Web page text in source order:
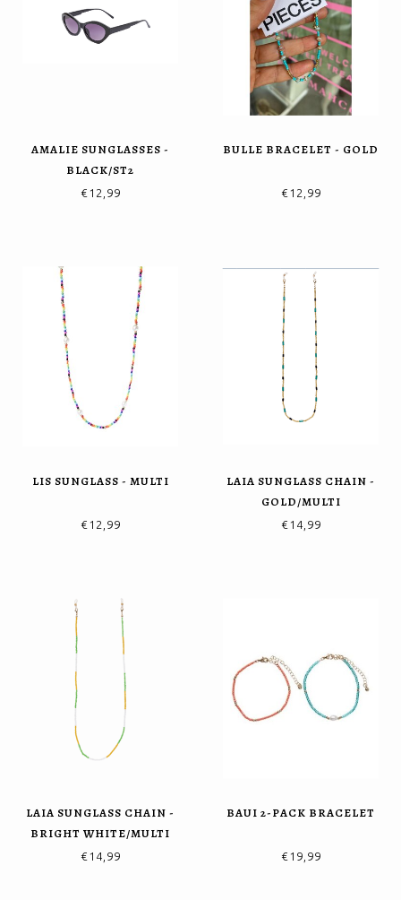
AMALIE SUNGLASSES -
BLACK/ST2
€12,99
BULLE BRACELET - GOLD
€12,99
LIS SUNGLASS - MULTI
€12,99
LAIA SUNGLASS CHAIN -
GOLD/MULTI
€14,99
LAIA SUNGLASS CHAIN -
BRIGHT WHITE/MULTI
€14,99
BAUI 2-PACK BRACELET
€19,99